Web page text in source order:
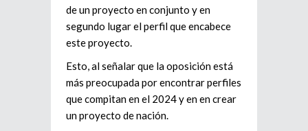
de un proyecto en conjunto y en
segundo lugar el perfil que encabece
este proyecto.
Esto, al señalar que la oposición está
más preocupada por encontrar perfiles
que compitan en el 2024 y en en crear
un proyecto de nación.